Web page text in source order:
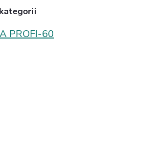
PROFI-60